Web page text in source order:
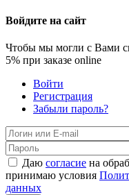
Войдите на сайт
Чтобы мы могли с Вами
5% при заказе online
Войти
Регистрация
Забыли пароль?
Даю согласие на
принимаю условия
данных